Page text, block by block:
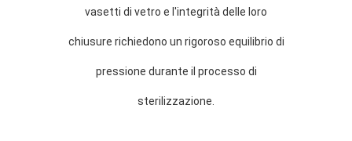
vasetti di vetro e l'integrità delle loro
chiusure richiedono un rigoroso equilibrio di
pressione durante il processo di
sterilizzazione.